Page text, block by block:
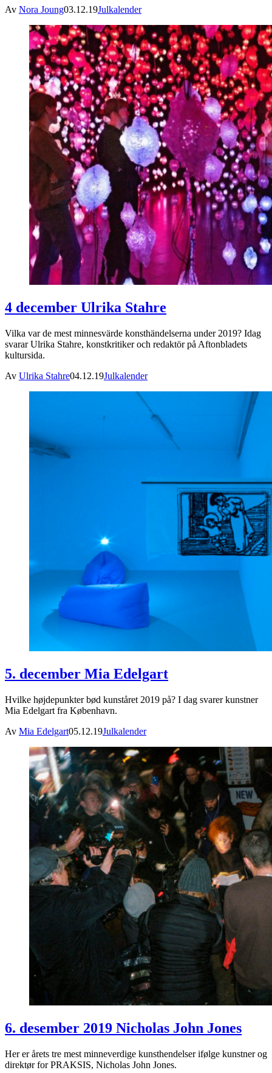
Av Nora Joung03.12.19Julkalender
4 december Ulrika Stahre
Vilka var de mest minnesvärde konsthändelserna under 2019? Idag
svarar Ulrika Stahre, konstkritiker och redaktör på Aftonbladets
kultursida.
Av Ulrika Stahre04.12.19Julkalender
5. december Mia Edelgart
Hvilke højdepunkter bød kunståret 2019 på? I dag svarer kunstner
Mia Edelgart fra København.
Av Mia Edelgart05.12.19Julkalender
6. desember 2019 Nicholas John Jones
Her er årets tre mest minneverdige kunsthendelser ifølge kunstner og
direktør for PRAKSIS, Nicholas John Jones.